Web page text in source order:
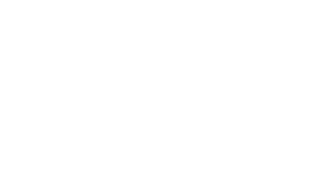
公司的招聘，一出手就是大手笔。公司
聘客服、审核、运营、运维等岗位，首
1000个，整个招聘周期将为当地提供